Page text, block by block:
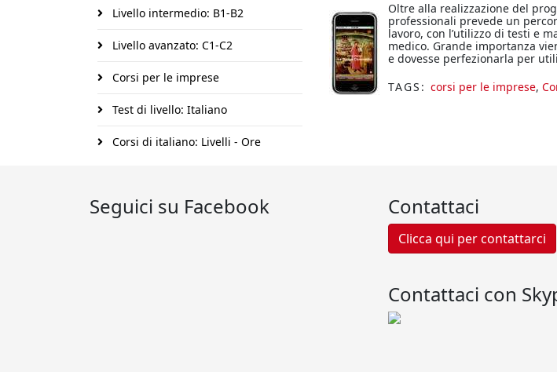
Livello intermedio: B1-B2
Livello avanzato: C1-C2
Corsi per le imprese
Test di livello: Italiano
Corsi di italiano: Livelli - Ore
Oltre alla realizzazione del
professionali prevede un
lavoro, con l’utilizzo di testi e
medico. Grande importanza
e dovesse perfezionarla per
TAGS: corsi per le imprese,
Seguici su Facebook Contattaci
Clicca qui per contattarci
Contattaci con